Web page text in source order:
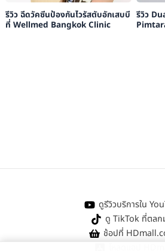
รีวิว ฉีดวัคซีนป้องกันไวรัสตับอักเสบบี
ที่ Wellmed Bangkok Clinic
รีวิว
ดูรีวิวบริการใน
ดู TikTok ที่ตลก
ช้อปที่